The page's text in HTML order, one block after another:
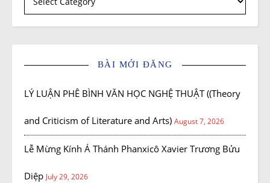
BÀI MỚI ĐĂNG
LÝ LUẬN PHÊ BÌNH VĂN HỌC NGHỆ THUẬT ((Theory
and Criticism of Literature and Arts) August 7, 2026
Lễ Mừng Kính Á Thánh Phanxicô Xavier Trương Bửu
Diệp July 29, 2026